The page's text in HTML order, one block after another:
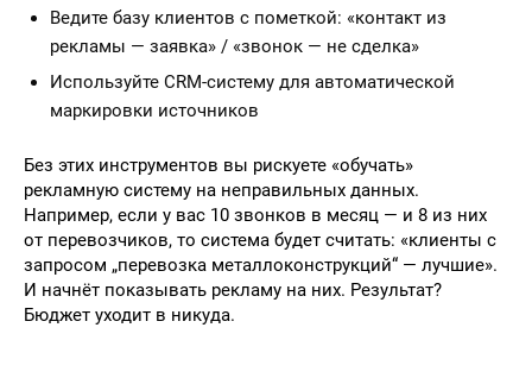
Ведите базу клиентов с пометкой: «контакт из
рекламы — заявка» / «звонок — не сделка»
Используйте CRM-систему для автоматической
маркировки источников
Без этих инструментов вы рискуете «обучать»
рекламную систему на неправильных данных.
Например, если у вас 10 звонков в месяц — и 8 из них
от перевозчиков, то система будет считать: «клиенты с
запросом „перевозка металлоконструкций“ — лучшие».
И начнёт показывать рекламу на них. Результат?
Бюджет уходит в никуда.